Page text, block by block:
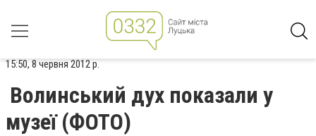
15:50, 8 червня 2012 р.
Волинський дух показали у
музеї (ФОТО)